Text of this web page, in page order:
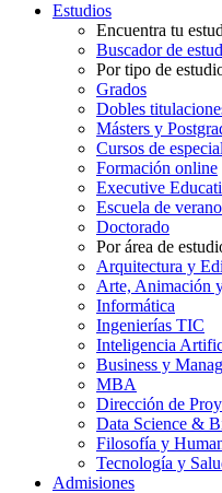
Estudios
Encuentra tu
Buscador de
Por tipo de
Grados
Dobles
Másters y
Cursos de
Formación online
Executive
Escuela de verano
Doctorado
Por área de
Arquitectura y
Arte, Animación
Informática
Ingenierías TIC
Inteligencia
Business y
MBA
Dirección de
Data Science &
Filosofía y
Tecnología y
Admisiones